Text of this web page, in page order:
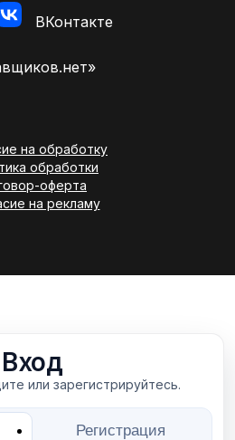
ВКонтакте
на обработку
обработки
оферта
на рекламу
Вход
или зарегистрируйтесь.
Регистрация